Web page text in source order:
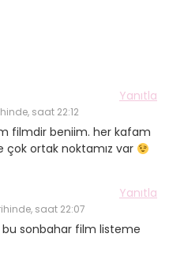
saat 22:12
Yanıtla
filmdir beniim. her kafam
çok ortak noktamız var
saat 22:07
Yanıtla
sonbahar film listeme